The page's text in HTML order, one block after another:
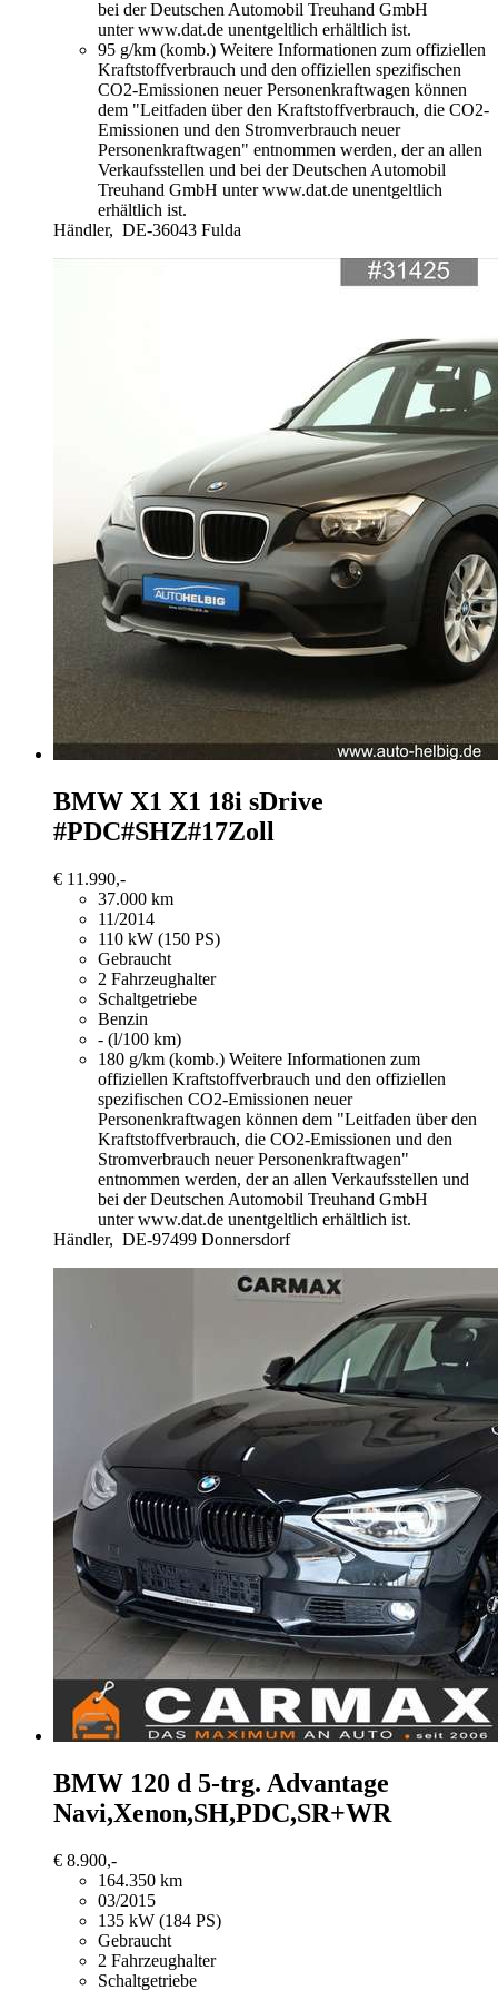
bei der Deutschen Automobil Treuhand GmbH
unter www.dat.de unentgeltlich erhältlich ist.
95 g/km (komb.) Weitere Informationen zum offiziellen
Kraftstoffverbrauch und den offiziellen spezifischen
CO2-Emissionen neuer Personenkraftwagen können
dem "Leitfaden über den Kraftstoffverbrauch, die CO2-
Emissionen und den Stromverbrauch neuer
Personenkraftwagen" entnommen werden, der an allen
Verkaufsstellen und bei der Deutschen Automobil
Treuhand GmbH unter www.dat.de unentgeltlich
erhältlich ist.
Händler, DE-36043 Fulda
BMW X1 X1 18i sDrive
#PDC#SHZ#17Zoll
€ 11.990,-
37.000 km
11/2014
110 kW (150 PS)
Gebraucht
2 Fahrzeughalter
Schaltgetriebe
Benzin
- (l/100 km)
180 g/km (komb.) Weitere Informationen zum
offiziellen Kraftstoffverbrauch und den offiziellen
spezifischen CO2-Emissionen neuer
Personenkraftwagen können dem "Leitfaden über den
Kraftstoffverbrauch, die CO2-Emissionen und den
Stromverbrauch neuer Personenkraftwagen"
entnommen werden, der an allen Verkaufsstellen und
bei der Deutschen Automobil Treuhand GmbH
unter www.dat.de unentgeltlich erhältlich ist.
Händler, DE-97499 Donnersdorf
BMW 120 d 5-trg. Advantage
Navi,Xenon,SH,PDC,SR+WR
€ 8.900,-
164.350 km
03/2015
135 kW (184 PS)
Gebraucht
2 Fahrzeughalter
Schaltgetriebe